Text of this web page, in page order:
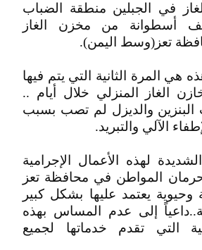
في الجبلين منطقة الضباب
بلغ 65 ألف أسطوانة من مخزن الغاز
تعز(وسط اليمن).
هي المرة الثانية التي يتم فيها
الغاز المنزلي خلال أيام ..
البنزين والديزل لم تصب بسبب
الآلي والتبريد.
لهذه الأعمال الإجرامية
المواطن في محافظة تعز
يعتمد عليها بشكل كبير
إلى عدم المساس بهذه
التي تقدم خدماتها لجميع